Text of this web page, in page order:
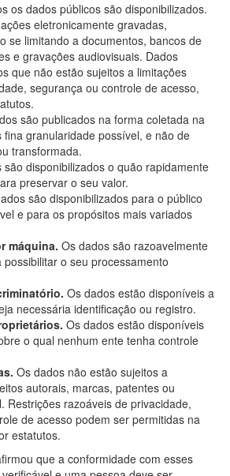
os dados públicos são disponibilizados.
eletronicamente gravadas,
se limitando a documentos, bancos de
e gravações audiovisuais. Dados
que não estão sujeitos a limitações
segurança ou controle de acesso,
são publicados na forma coletada na
fina granularidade possível, e não de
transformada.
são disponibilizados o quão rapidamente
preservar o seu valor.
são disponibilizados para o público
e para os propósitos mais variados
máquina. Os dados são razoavelmente
o seu processamento
Os dados estão disponíveis a
necessária identificação ou registro.
Os dados estão disponíveis
o qual nenhum ente tenha controle
Os dados não estão sujeitos a
autorais, marcas, patentes ou
Restrições razoáveis de privacidade,
de acesso podem ser permitidas na
estatutos.
que a conformidade com esses